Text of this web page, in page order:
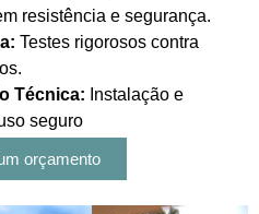
resistência e segurança.
Testes rigorosos contra
Técnica: Instalação e
seguro
orçamento